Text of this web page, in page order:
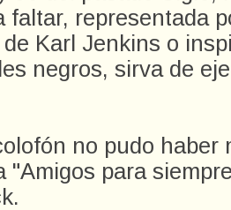
faltar, representada
Karl Jenkins o
negros, sirva de
no pudo haber
"Amigos para